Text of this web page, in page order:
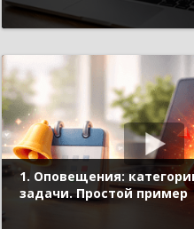
1. Оповещения:
задачи. Простой пример